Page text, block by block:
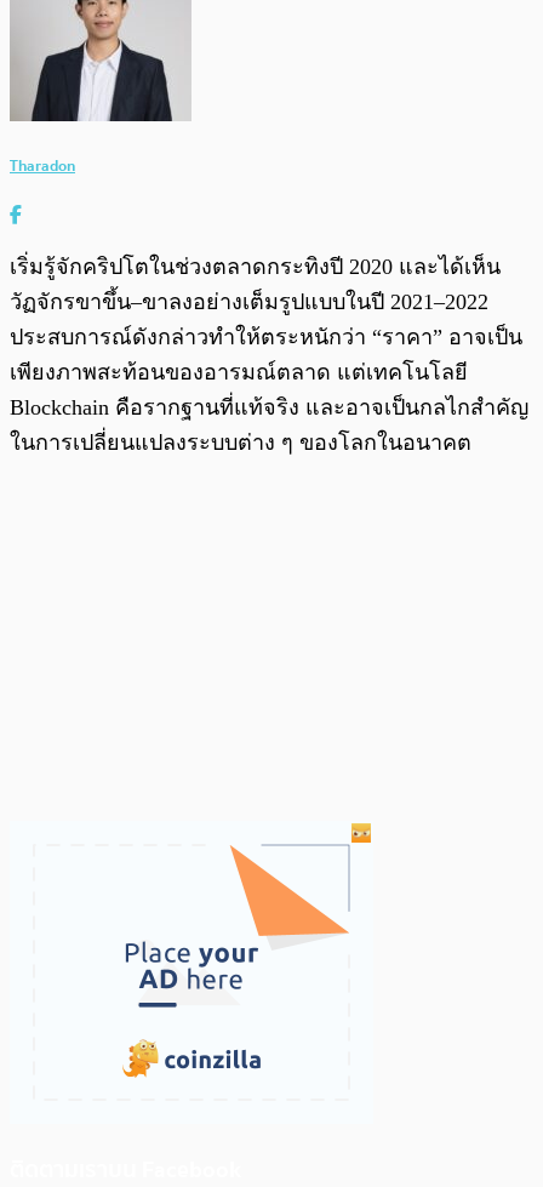
Tharadon
เริ่มรู้จักคริปโตในช่วงตลาดกระทิงปี 2020 และได้เห็น
วัฏจักรขาขึ้น–ขาลงอย่างเต็มรูปแบบในปี 2021–2022
ประสบการณ์ดังกล่าวทำให้ตระหนักว่า “ราคา” อาจเป็น
เพียงภาพสะท้อนของอารมณ์ตลาด แต่เทคโนโลยี
Blockchain คือรากฐานที่แท้จริง และอาจเป็นกลไกสำคัญ
ในการเปลี่ยนแปลงระบบต่าง ๆ ของโลกในอนาคต